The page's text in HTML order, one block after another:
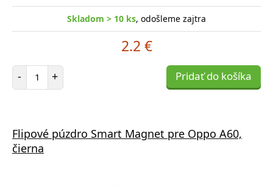
Skladom > 10 ks, odošleme zajtra
2.2 €
- Počet položiek
+ Pridať do košíka
Flipové púzdro Smart Magnet pre Oppo A60,
čierna